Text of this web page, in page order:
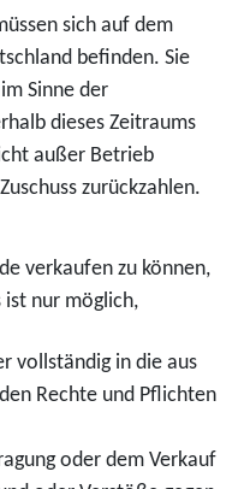
sich auf dem
befinden. Sie
Sinne der
dieses Zeitraums
außer Betrieb
zurückzahlen.
verkaufen zu können,
ist nur möglich,
vollständig in die aus
Rechte und Pflichten
oder dem Verkauf